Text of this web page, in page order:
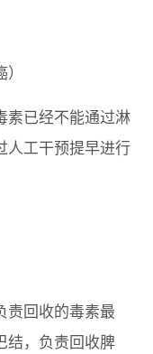
素已经不能通过淋
人工干预提早进行
责回收的毒素最
结，负责回收脾